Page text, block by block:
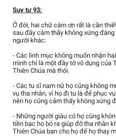
Suy tư 93:
Ở đời, hai chữ cám ơn rất là cần
sau đây cảm thấy không xứng
người khác:
- Các linh mục không muốn nhận
mình chỉ là một đầy tớ vô dụng của
Thiên Chúa mà thôi.
- Các tu sĩ nam nữ họ cũng không
vụ tha nhân, vì họ đi tu là để phục
nên họ cũng cảm thấy không xứng
- Những người giàu có họ cũng
tiền bạc họ bỏ ra giúp đỡ tha nhân
Thiên Chúa ban cho họ để họ thay